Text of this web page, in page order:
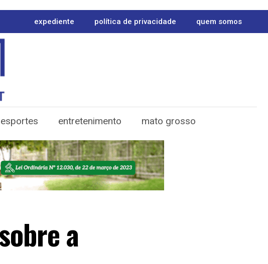
expediente política de privacidade quem somos
esportes entretenimento mato grosso
a